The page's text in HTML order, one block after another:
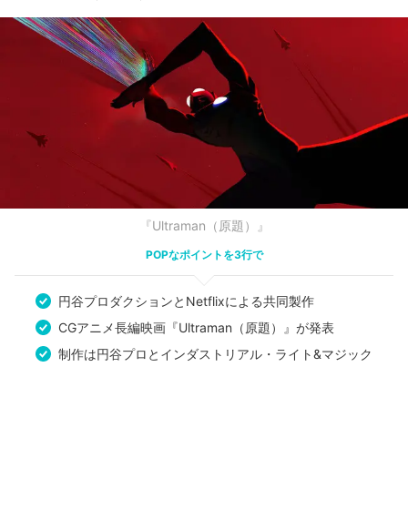
『Ultraman（原題）』
POPなポイントを3行で
円谷プロダクションとNetflixによる共同製作
CGアニメ長編映画『Ultraman（原題）』が発表
制作は円谷プロとインダストリアル・ライト&マジック